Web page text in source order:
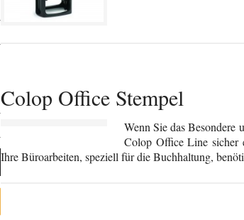
Colop Office Stempel
Wenn Sie das Besondere
Colop Office Line sicher
Ihre Büroarbeiten, speziell für die Buchhaltung,